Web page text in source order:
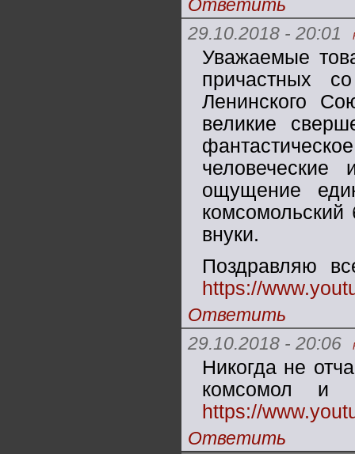
Ответить
29.10.2018 - 20:01
Уважаемые
причастных
Ленинского
великие
ощущение
комсомольский
внуки.
Поздравляю
https://
Ответить
29.10.2018 - 20:06
Никогда не
комсомол и
https://
Ответить